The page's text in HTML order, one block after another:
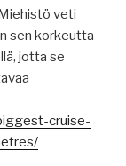
veti
sen korkeutta
jotta se
cruise-